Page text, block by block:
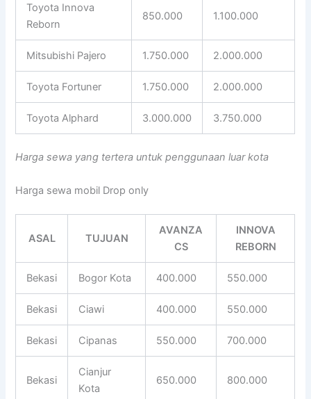
Toyota Innova
Reborn
850.000 1.100.000
Mitsubishi Pajero 1.750.000 2.000.000
Toyota Fortuner 1.750.000 2.000.000
Toyota Alphard 3.000.000 3.750.000
Harga sewa yang tertera untuk penggunaan luar kota
Harga sewa mobil Drop only
ASAL TUJUAN
AVANZA
CS
INNOVA
REBORN
Bekasi Bogor Kota 400.000 550.000
Bekasi Ciawi 400.000 550.000
Bekasi Cipanas 550.000 700.000
Bekasi
Cianjur
Kota
650.000 800.000